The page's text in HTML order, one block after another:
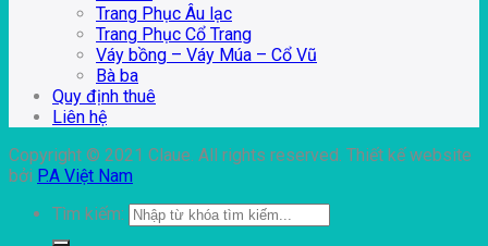
Trang Phục Âu lạc
Trang Phục Cổ Trang
Váy bồng – Váy Múa – Cổ Vũ
Bà ba
Quy định thuê
Liên hệ
Copyright © 2021 Claue. All rights reserved. Thiết kế website
bởi P.A Việt Nam
Tìm kiếm: